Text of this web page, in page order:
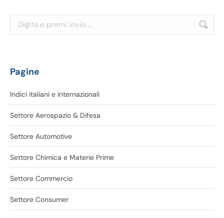
Cerca:
Pagine
Indici italiani e internazionali
Settore Aerospazio & Difesa
Settore Automotive
Settore Chimica e Materie Prime
Settore Commercio
Settore Consumer